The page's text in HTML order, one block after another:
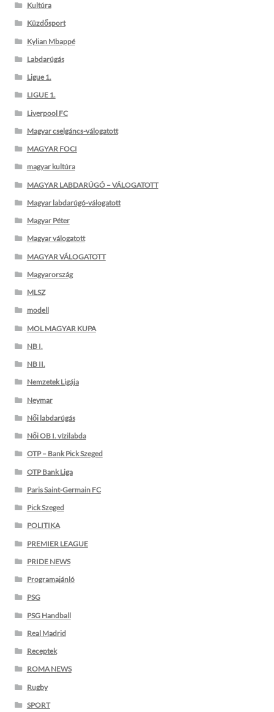
Kultúra
Küzdősport
Kylian Mbappé
Labdarúgás
Ligue 1.
LIGUE 1.
Liverpool FC
Magyar cselgáncs-válogatott
MAGYAR FOCI
magyar kultúra
MAGYAR LABDARÚGÓ – VÁLOGATOTT
Magyar labdarúgó-válogatott
Magyar Péter
Magyar válogatott
MAGYAR VÁLOGATOTT
Magyarország
MLSZ
modell
MOL MAGYAR KUPA
NB I.
NB II.
Nemzetek Ligája
Neymar
Női labdarúgás
Női OB I. vízilabda
OTP – Bank Pick Szeged
OTP Bank Liga
Paris Saint-Germain FC
Pick Szeged
POLITIKA
PREMIER LEAGUE
PRIDE NEWS
Programajánló
PSG
PSG Handball
Real Madrid
Receptek
ROMA NEWS
Rugby
SPORT